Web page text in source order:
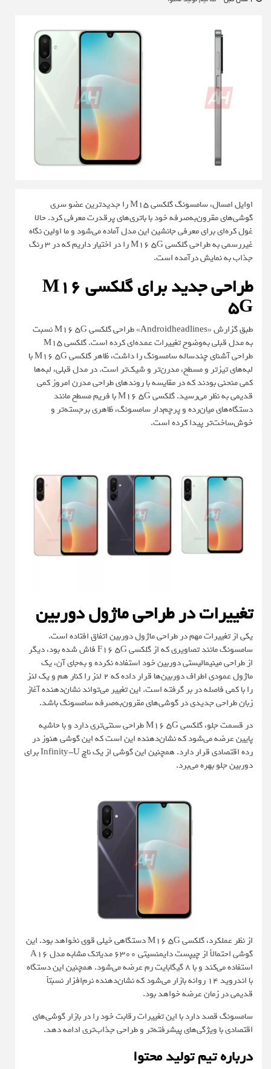
اوایل امسال، سامسونگ گلکسی M15 را جدیدترین عضو سری
گوشی‌های مقرون‌به‌صرفه خود با باتری‌های پرقدرت معرفی کرد. حالا
غول کره‌ای برای معرفی جانشین این مدل آماده می‌شود و ما اولین نگاه
غیررسمی به طراحی گلکسی M16 5G را در اختیار داریم که در 3 رنگ
جذاب به نمایش درآمده است.
طراحی جدید برای گلکسی M16
5G
طبق گزارش «Androidheadlines
» طراحی گلکسی M16 5G نسبت
به مدل قبلی به‌وضوح تغییرات عمده‌ای کرده است. گلکسی M15
طراحی آشنای چندساله سامسونگ را داشت، ظاهر گلکسی M16 5G با
لبه‌های تیزتر و مسطح، مدرن‌تر و شیک‌تر است. در مدل قبلی، لبه‌ها
کمی منحنی بودند که در مقایسه با روندهای طراحی مدرن امروز کمی
قدیمی به نظر می‌رسید. گلکسی M16 5G با فریم مسطح مانند
دستگاه‌های میان‌رده و پرچم‌دار سامسونگ، ظاهری برجسته‌تر و
خوش‌ساخت‌تر پیدا کرده است.
تغییرات در طراحی ماژول دوربین
یکی از تغییرات مهم در طراحی ماژول دوربین اتفاق افتاده است.
سامسونگ مانند تصاویری که از گلکسی F16 5G فاش شده بود، دیگر
از طراحی مینیمالیستی دوربین خود استفاده نکرده و به‌جای آن، یک
ماژول عمودی اطراف دوربین‌ها قرار داده که 2 لنز را کنار هم و یک لنز
را با کمی فاصله در بر گرفته است. این تغییر می‌تواند نشان‌دهنده آغاز
زبان طراحی جدیدی در گوشی‌های مقرون‌به‌صرفه سامسونگ باشد.
در قسمت جلو، گلکسی M16 5G طراحی سنتی‌تری دارد و با حاشیه
پایین عرضه می‌شود که نشان‌دهنده این است که این گوشی هنوز در
رده اقتصادی قرار دارد. همچنین این گوشی از یک ناچ Infinity-U برای
دوربین جلو بهره می‌برد.
از نظر عملکرد، گلکسی M16 5G دستگاهی خیلی قوی نخواهد بود. این
گوشی احتمالاً از چیپست دایمنسیتی 6300 مدیاتک مشابه مدل A16
استفاده می‌کند و با 8 گیگابایت رم عرضه می‌شود. همچنین این دستگاه
با اندروید 14 روانه بازار می‌شود که نشان‌دهنده نرم‌افزار نسبتاً
قدیمی در زمان عرضه خواهد بود.
سامسونگ قصد دارد با این تغییرات رقابت خود را در بازار گوشی‌های
اقتصادی با ویژگی‌های پیشرفته‌تر و طراحی جذاب‌تری ادامه دهد.
درباره تیم تولید محتوا